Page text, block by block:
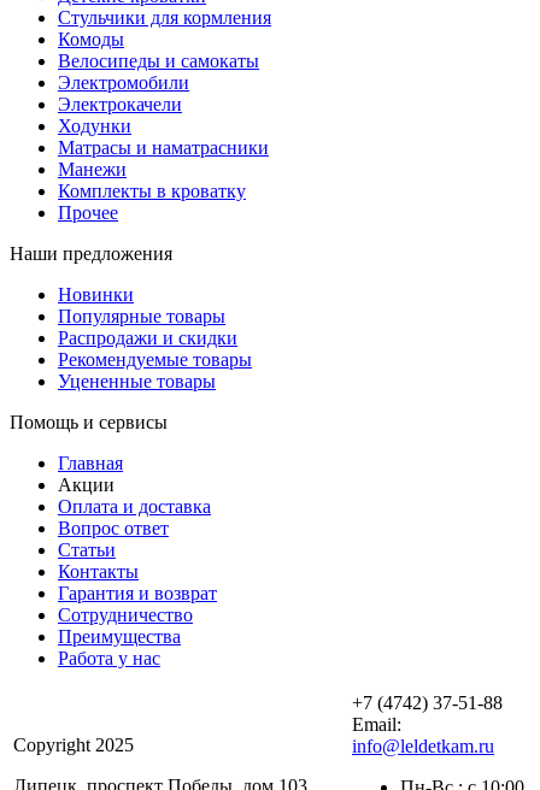
Стульчики для кормления
Комоды
Велосипеды и самокаты
Электромобили
Электрокачели
Ходунки
Матрасы и наматрасники
Манежи
Комплекты в кроватку
Прочее
Наши предложения
Новинки
Популярные товары
Распродажи и скидки
Рекомендуемые товары
Уцененные товары
Помощь и сервисы
Главная
Акции
Оплата и доставка
Вопрос ответ
Статьи
Контакты
Гарантия и возврат
Сотрудничество
Преимущества
Работа у нас
Copyright 2025
Липецк, проспект Победы, дом 103
+7 (4742) 37-51-88
Email:
info@leldetkam.ru